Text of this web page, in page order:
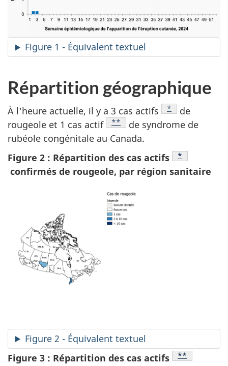
Figure 1 - Équivalent textuel
Répartition géographique
À l'heure actuelle, il y a 3 cas actifs Note de bas de
*
de
rougeole et 1 cas actif
Note de bas de page
**
de syndrome de
rubéole congénitale au Canada.
Figure 2 : Répartition des cas actifs
Note de bas
*
confirmés de rougeole, par région sanitaire
Figure 2 - Équivalent textuel
Figure 3 : Répartition des cas actifs
Note de bas
**